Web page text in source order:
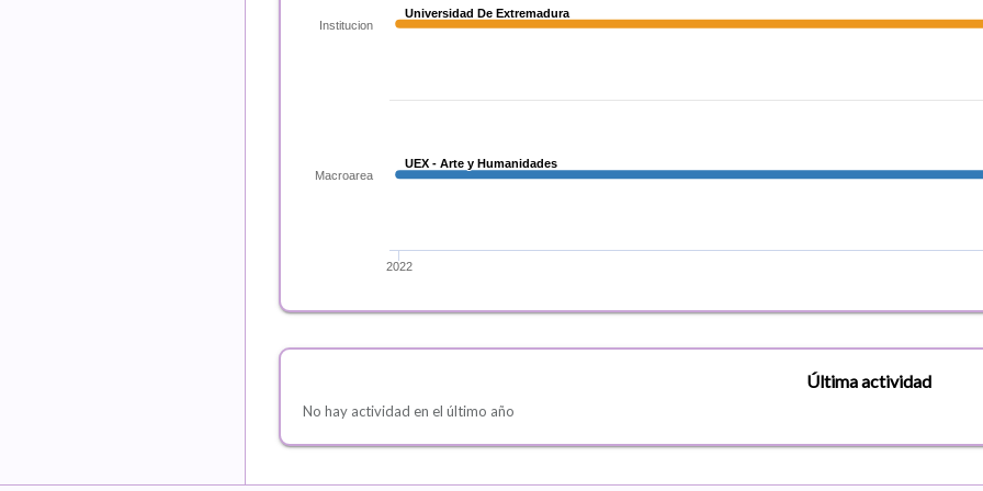
UEX - Arte y Humanidades
UEX - Arte y Humanidades
Universidad De Extremadura
Universidad De Extremadura
2022
Macroarea
Institucion
Última actividad
No hay actividad en el último año